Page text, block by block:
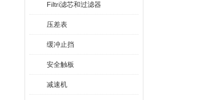
Filtri滤芯和过滤器
压差表
缓冲止挡
安全触板
减速机